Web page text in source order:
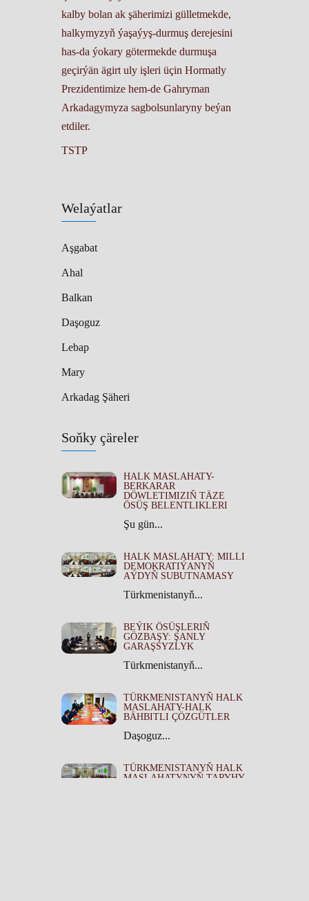
Welaýatlar
Aşgabat
Ahal
Balkan
Daşoguz
Lebap
Mary
Arkadag Şäheri
Soňky çäreler
HALK MASLAHATY-
BERKARAR
DÖWLETIMIZIŇ TÄZE
ÖSÜŞ BELENTLIKLERI
Şu gün...
HALK MASLAHATY: MILLI
DEMOKRATIÝANYŇ
AÝDYŇ SUBUTNAMASY
Türkmenistanyň...
BEÝIK ÖSÜŞLERIŇ
GÖZBAŞY: ŞANLY
GARAŞSYZLYK
Türkmenistanyň...
TÜRKMENISTANYŇ HALK
MASLAHATY-HALK
BÄHBITLI ÇÖZGÜTLER
Daşoguz...
TÜRKMENISTANYŇ HALK
MASLAHATYNYŇ TARYHY
kalby bolan ak şäherimizi gülletmekde,
halkymyzyň ýaşaýyş-durmuş derejesini
has-da ýokary götermekde durmuşa
geçirýän ägirt uly işleri üçin Hormatly
Prezidentimize hem-de Gahryman
Arkadagymyza sagbolsunlaryny beýan
etdiler.
TSTP